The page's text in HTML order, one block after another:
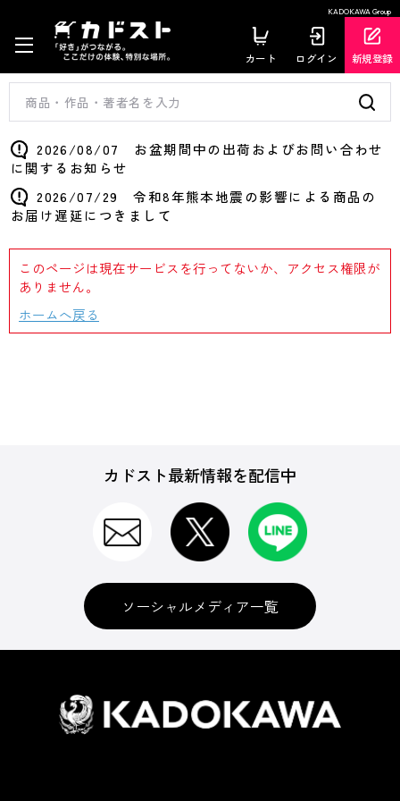
KADOKAWA Group
カート ログイン 新規登録
2026/08/07 お盆期間中の出荷およびお問い合わせ
に関するお知らせ
2026/07/29 令和8年熊本地震の影響による商品の
お届け遅延につきまして
このページは現在サービスを行ってないか、アクセス権限が
ありません。
ホームへ戻る
カドスト最新情報を配信中
ソーシャルメディア一覧